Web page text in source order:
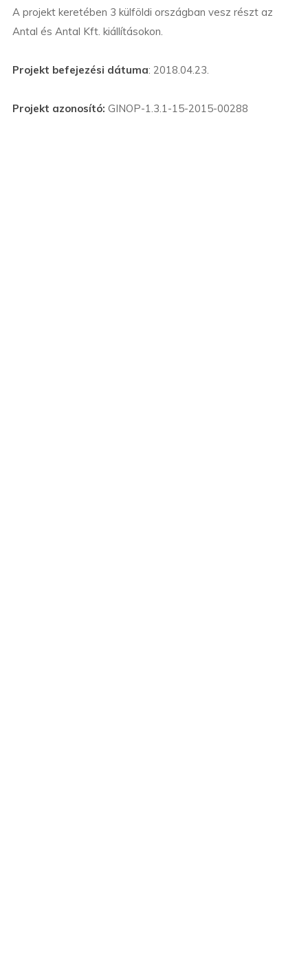
A projekt keretében 3 külföldi országban vesz részt az
Antal és Antal Kft. kiállításokon.
Projekt befejezési dátuma: 2018.04.23.
Projekt azonosító: GINOP-1.3.1-15-2015-00288